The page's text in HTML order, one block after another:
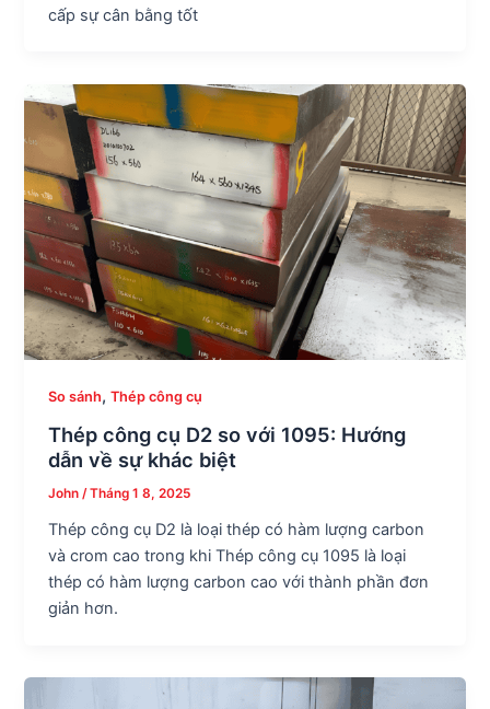
cấp sự cân bằng tốt
So sánh,Thép công cụ
Thép công cụ D2 so với 1095: Hướng
dẫn về sự khác biệt
John/Tháng 1 8, 2025
Thép công cụ D2 là loại thép có hàm lượng carbon
và crom cao trong khi Thép công cụ 1095 là loại
thép có hàm lượng carbon cao với thành phần đơn
giản hơn.